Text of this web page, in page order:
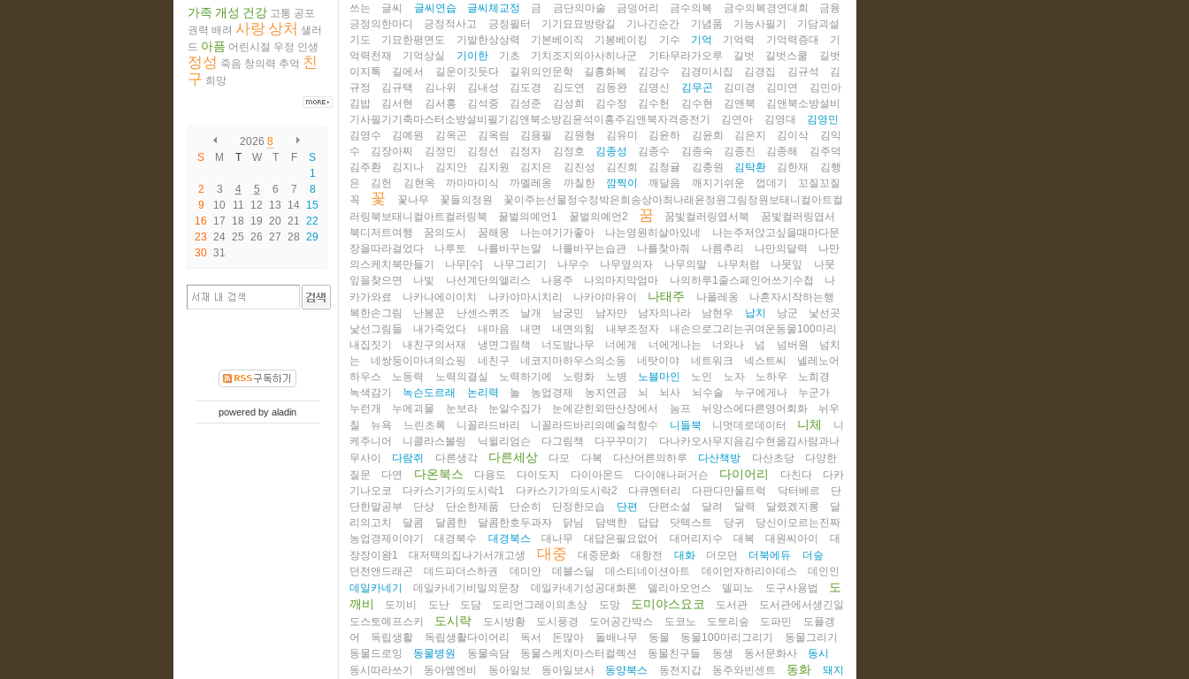
가족 개성 건강 고통 공포
권력 배려 사랑 상처 샐러
드 아픔 어린시절 우정 인생
정성 죽음 창의력 추억 친
구 희망
2026 8
S
M T W T F
S
1
2
3 4 5 6 7
8
9
10 11 12 13 14 15
16
17 18 19 20 21 22
23 24 25 26 27 28 29
30 31
powered by aladin
쓰는
글씨 글씨연습 글씨체교정 금 금단의마술 금덩어리 금수의복 금수의복경연대회
금융
긍정의한마디
긍정적사고 긍정필터 기기묘묘방랑길 기나긴순간 기념품 기능사필기
기담괴설
기도
기묘한평면도 기발한상상력 기본베이직 기봉베이킹 기수 기억 기억력 기억력증대
기
억력천재
기억상실 기이한 기초 기치조지의아사히나군 기타무라가오루 길벗 길벗스쿨
길벗
이지톡
길에서 길운이깃듯다 길위의인문학 길흉화복 김강수 김경미시집 김경집 김규석
김
규정
김규택 김나위 김내성 김도경 김도연 김동완 김명신 김무곤 김미경 김미연
김민아
김밥
김서현 김서홍 김석중 김성준 김성희 김수정 김수헌 김수현 김앤북
김앤북소방설비
기사필기기축마스터소방설비필기김앤북소방김윤석이홍주김앤북자격증전기
김연아 김영대
김영민
김영수
김예원 김옥곤 김옥림 김용필 김원형 김유미 김윤하 김윤희 김은지 김이삭
김익
수
김장아찌 김정민 김정선 김정자 김정호 김종성 김종수 김종숙 김종진 김종해
김주덕
김주환
김지나 김지안 김지원 김지은 김진성 김진희 김청귤 김충원 김탁환 김한재
김행
은
김헌 김현옥 까마마미식 까멜레옹 까칠한 깜찍이 깨달음 깨지기쉬운 껍데기
꼬질꼬질
꼭
꽃 꽃나무 꽃들의정원
꽃이주는선물정수정박은희송상아최나래윤정원그림정원보태니컬아트컬
러링북보태니컬아트컬러링북
꿀벌의예언1 꿀벌의예언2 꿈 꿈빛컬러링엽서북
꿈빛컬러링엽서
북디저트여행
꿈의도시 꿈해몽 나는여기가좋아 나는영원히살아있네
나는주저앉고싶을때마다문
장을따라걸었다
나루토 나를바꾸는말 나를바꾸는습관 나를찾아줘 나름추리 나만의달력
나만
의스케치북만들기
나무[수] 나무그리기 나무수 나무옆의자 나무의말 나무처럼 나뭇잎
나뭇
잎을찾으면
나빛 나선계단의앨리스 나용주 나의마지막엄마 나의하루1줄스페인어쓰기수첩
나
카가와료
나카나에이이치 나카야마시치리 나카야마유이 나태주 나폴레옹
나혼자시작하는행
복한손그림
난봉꾼 난센스퀴즈 날개 남궁민 남자만 남자의나라 남현우 납치 낭군
낯선곳
낯선그림들
내가죽었다 내마음 내면 내면의힘 내부조정자
내손으로그리는귀여운동물100마리
내집짓기
내친구의서재 냉면그림책 너도밤나무 너에게 너에게나는 너와나 넘 넘버원
넘치
는
네쌍둥이마녀의쇼핑 네친구 네코지마하우스의소동 네탓이야 네트워크 넥스트씨
넬레노어
하우스
노동력 노력의결실 노력하기에 노령화 노병 노블마인 노인 노자 노하우
노희경
녹색감기
녹슨도르래 논리력 놀 농업경제 농지연금 뇌 뇌사 뇌수술 누구에게나
누군가
누런개
누에괴물 눈보라 눈알수집가 눈에갇힌외딴산장에서 눔프 뉘앙스에다른영어회화
뉘우
칠
뉴욕 느린초록 니꼴라드바리 니꼴라드바리의예술적향수 니들북 니멋데로데이터 니체
니
케주니어
니콜라스볼링 닉윌리엄슨 다그림책 다꾸꾸미기
다나카오사무지음김수현옮김사람과나
무사이
다람쥐 다른생각 다른세상 다모 다복 다산어른의하루 다산책방 다산초당
다양한
질문
다연 다온북스 다용도 다이도지 다이아몬드 다이애나퍼거슨 다이어리 다친다
다카
기나오코
다카스기가의도시락1 다카스기가의도시락2 다큐멘터리 다판다만물트럭 닥터베르
단
단한말공부
단상 단순한제품 단순히 단정한모습 단편 단편소설 달려 달력 달렸겠지롱
달
리의고치
달콤 달콤한 달콤한호두과자 닭님 담백한 답답 닷텍스트 당귀
당신이모르는진짜
농업경제이야기
대경북수 대경북스 대나무 대답은필요없어 대머리지수 대복 대원씨아이
대
장장이왕1
대저택의집나가서개고생 대중 대중문화 대항전 대화 더모던 더북에듀
더숲
던전앤드래곤
데드파더스하권 데미안 데블스딜 데스티네이션아트 데이먼자하리아데스
데인인
데일카네기
데일카네기비밀의문장 데일카네기성공대화론 델리아오언스 델피노 도구사용법
도
깨비
도끼비 도난 도담 도리언그레이의초상 도망 도미야스요코 도서관
도서관에서생긴일
도스토예프스키
도시락 도시방황 도시풍경 도어공간박스 도코노 도토리숲 도파민
도플갱
어
독립생활 독립생활다이어리 독서 돈많아 돌배나무 동물 동물100마리그리기
동물그리기
동물드로잉
동물병원 동물속담 동물스케치마스터컬렉션 동물친구들 동생 동서문화사
동시
동시따라쓰기
동아엠엔비 동아일보 동아일보사 동양북스 동전지갑 동주와빈센트 동화
돼지